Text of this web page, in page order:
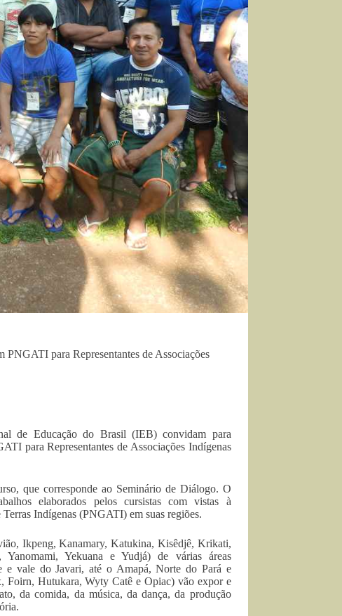
para Representantes de Associações
de Educação do Brasil (IEB) convidam para
para Representantes de Associações Indígenas
que corresponde ao Seminário de Diálogo. O
elaborados pelos cursistas com vistas à
Indígenas (PNGATI) em suas regiões.
Ikpeng, Kanamary, Katukina, Kisêdjê, Krikati,
Yekuana e Yudjá) de várias áreas
e vale do Javari, até o Amapá, Norte do Pará e
Hutukara, Wyty Catê e Opiac) vão expor e
da comida, da música, da dança, da produção